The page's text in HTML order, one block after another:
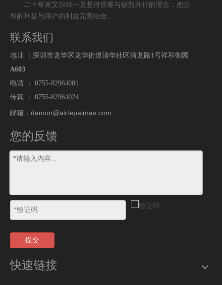
二十年来艾尔特一直坚持 质量与创新并行的理念，把公
司的利益与用户的利益完美结合。
联系我们
地址 ：深圳市龙华区龙华街道清华社区清龙路1号祥和御园
A603
电话 ： 0755-82964001
传真 ： 0755-82964024
邮箱： damon@airtepalmas.com
您的反馈
提交
快速链接